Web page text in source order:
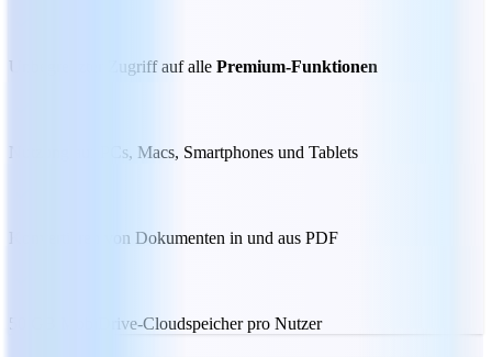
Unbegrenzter Zugriff auf alle Premium-Funktionen
Nutzung auf PCs, Macs, Smartphones und Tablets
Konvertieren von Dokumenten in und aus PDF
50 GB MobiDrive-Cloudspeicher pro Nutzer